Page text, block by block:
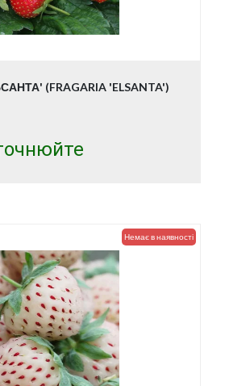
(FRAGARIA 'ELSANTA')
Немає в наявності